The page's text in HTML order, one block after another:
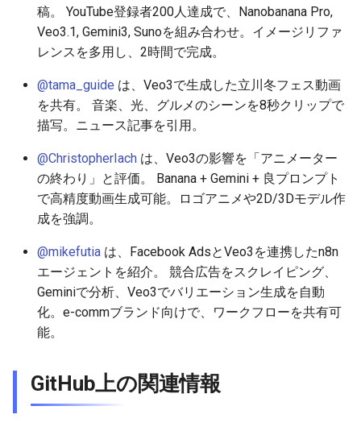
2026-05-21
2026-05-20
2026-05-19
2026-05-17
2026-05-15
2026-05-14
2026-05-12
2025-11-05
2025-11-04
2025-11-03
2025-11-01
2025-10-30
2025-10-29
2025-10-27
2026-05-21
2026-05-20
2026-05-19
2026-05-17
2026-05-15
2026-05-14
2026-05-12
2025-11-05
2025-11-04
2025-11-03
2025-11-01
2025-10-30
2025-10-29
2025-10-27
2026-05-18
2026-05-17
2026-05-16
2026-05-14
2026-05-12
2026-05-11
2026-05-09
2025-11-05
2025-11-04
2025-11-03
2025-11-01
2025-10-30
2025-10-29
2025-10-27
2026-05-17
2026-05-16
2026-05-15
2026-05-14
2026-05-13
2026-05-12
2026-05-11
2026-05-10
2026-05-09
2026-05-08
2026-05-07
2026-05-21
2026-05-20
2026-05-18
稿。 YouTube登録者200人達成で、Nanobanana Pro,
Veo3.1, Gemini3, Sunoを組み合わせ。イメージリファ
レンスを多用し、2時間で完成。
@tama_guide は、Veo3で生成した立川冬フェス動画
を共有。 音楽、光、グルメのシーンを8秒クリップで
描写。ニュース記事を引用。
@ChristopherIach は、Veo3の影響を「アニメーター
の終わり」と評価。 Banana + Gemini + 良プロンプト
で高精度動画生成可能。ロゴアニメや2D/3Dモデル作
成を強調。
@mikefutia は、Facebook AdsとVeo3を連携したn8n
エージェントを紹介。 競合広告をスクレイピング、
Geminiで分析、Veo3でバリエーション生成を自動
化。e-commブランド向けで、ワークフローを共有可
能。
GitHub上の関連情報